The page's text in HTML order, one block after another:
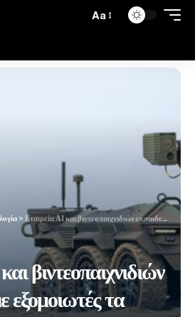
Aa
> Εταιρεία ΑΙ και βιντεοπαιχνιδιών εκπαιδεύει με εξομοιωτές τα στρατιωτικά ρομπότ της Νότιας Κορέας
βιντεοπαιχνιδιών
εξομοιωτές τα